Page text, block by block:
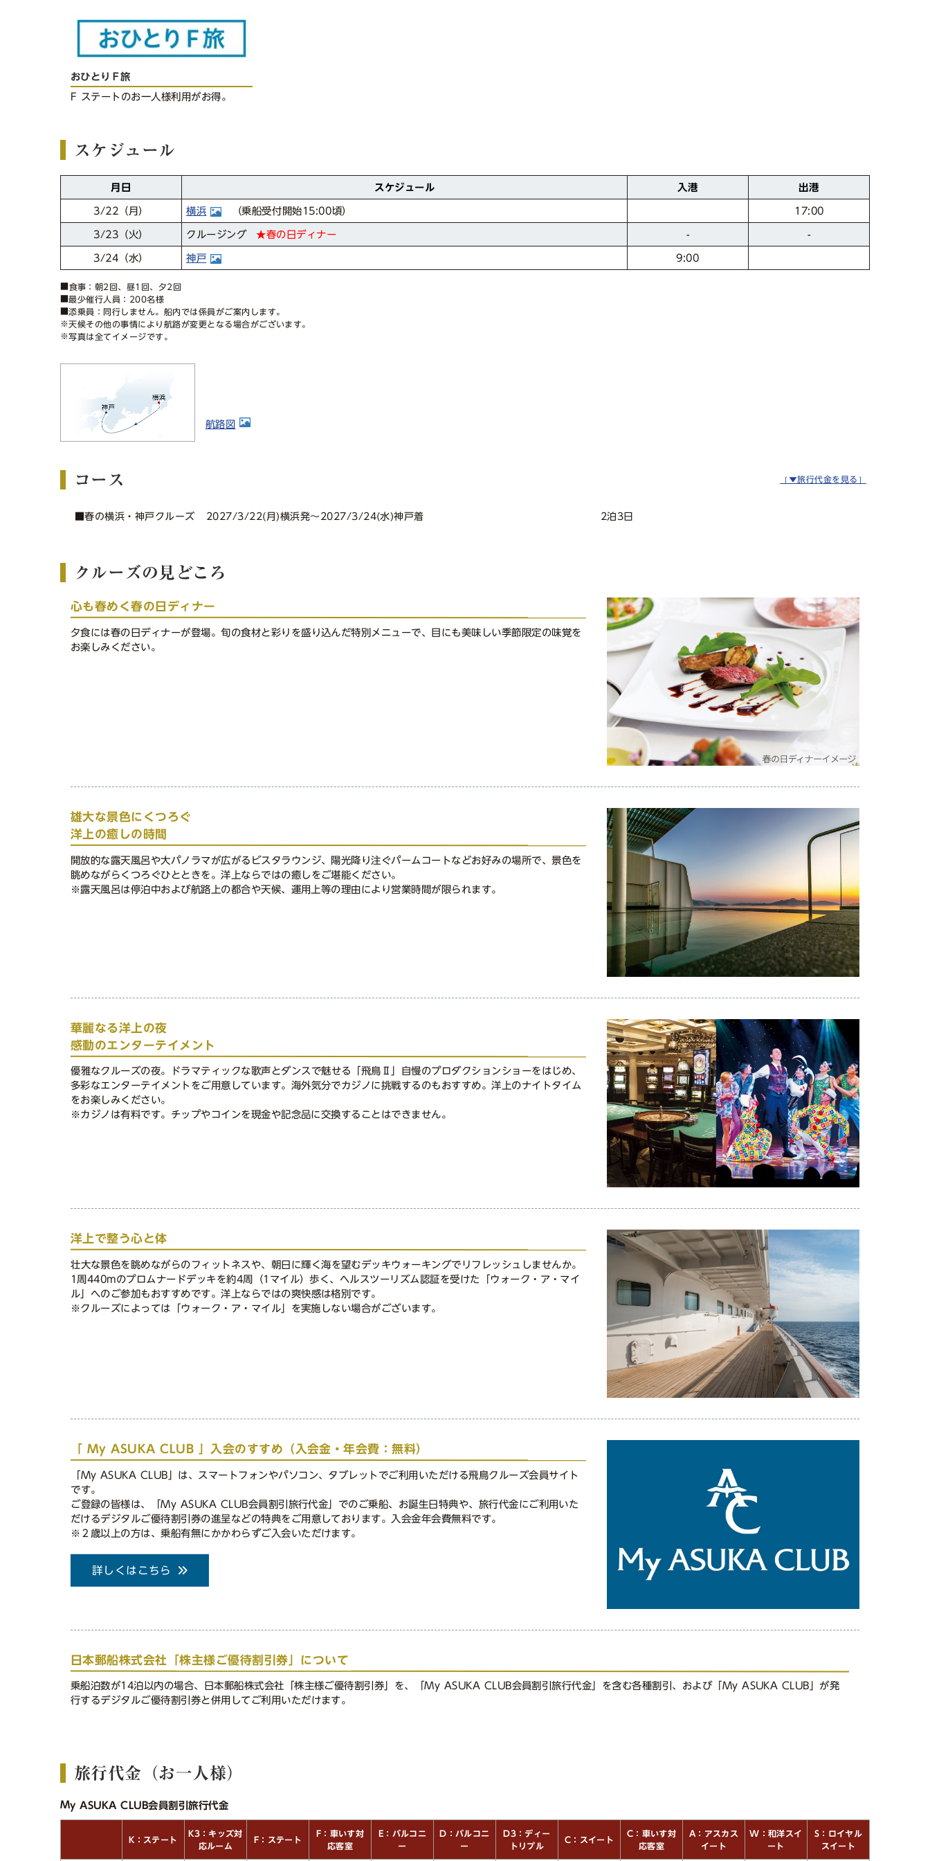
おひとりＦ旅
F ステートのお一人様利用がお得。
スケジュール
月日 スケジュール 入港 出港
3/22 （月） 横浜 （乗船受付開始15:00頃） 17:00
3/23 （火） クルージング ★春の日ディナー - -
3/24 （水） 神戸 9:00
■食事：朝2回、昼1回、夕2回
■最少催行人員：200名様
■添乗員：同行しません。船内では係員がご案内します。
※天候その他の事情により航路が変更となる場合がございます。
※写真は全てイメージです。
航路図
コース ［▼旅行代金を見る］
■春の横浜・神戸クルーズ 2027/3/22(月)横浜発〜2027/3/24(水)神戸着 2泊3日
クルーズの見どころ
心も春めく春の日ディナー
夕食には春の日ディナーが登場。旬の食材と彩りを盛り込んだ特別メニューで、目にも美味しい季節限定の味覚を
お楽しみください。
雄大な景色にくつろぐ
洋上の癒しの時間
開放的な露天風呂や大パノラマが広がるビスタラウンジ、陽光降り注ぐパームコートなどお好みの場所で、景色を
眺めながらくつろぐひとときを。洋上ならではの癒しをご堪能ください。
※露天風呂は停泊中および航路上の都合や天候、運用上等の理由により営業時間が限られます。
華麗なる洋上の夜
感動のエンターテイメント
優雅なクルーズの夜。ドラマティックな歌声とダンスで魅せる「飛鳥Ⅱ」自慢のプロダクションショーをはじめ、
多彩なエンターテイメントをご用意しています。海外気分でカジノに挑戦するのもおすすめ。洋上のナイトタイム
をお楽しみください。
※カジノは有料です。チップやコインを現金や記念品に交換することはできません。
洋上で整う心と体
壮大な景色を眺めながらのフィットネスや、朝日に輝く海を望むデッキウォーキングでリフレッシュしませんか。
1周440mのプロムナードデッキを約4周（1マイル）歩く、ヘルスツーリズム認証を受けた「ウォーク・ア・マイ
ル」へのご参加もおすすめです。洋上ならではの爽快感は格別です。
※クルーズによっては「ウォーク・ア・マイル」を実施しない場合がございます。
「 My ASUKA CLUB 」入会のすすめ（入会金・年会費：無料）
「My ASUKA CLUB」は、スマートフォンやパソコン、タブレットでご利用いただける飛鳥クルーズ会員サイト
です。
ご登録の皆様は、「My ASUKA CLUB会員割引旅行代金」でのご乗船、お誕生日特典や、旅行代金にご利用いた
だけるデジタルご優待割引券の進呈などの特典をご用意しております。入会金年会費無料です。
※２歳以上の方は、乗船有無にかかわらずご入会いただけます。
詳しくはこちら
日本郵船株式会社「株主様ご優待割引券」について
乗船泊数が14泊以内の場合、日本郵船株式会社「株主様ご優待割引券」を、「My ASUKA CLUB会員割引旅行代金」を含む各種割引、および「My ASUKA CLUB」が発
行するデジタルご優待割引券と併用してご利用いただけます。
旅行代金（お一人様）
My ASUKA CLUB会員割引旅行代金
K：ステート
K3：キッズ対
応ルーム
F：ステート
F：車いす対
応客室
E：バルコニ
ー
D：バルコニ
ー
D3：ディー
トリプル
C：スイート
C：車いす対
応客室
A：アスカス
イート
W：和洋スイ
ート
S：ロイヤル
スイート